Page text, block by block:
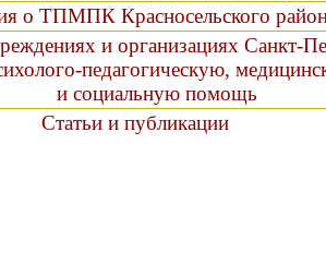
о ТПМПК Красносельского
и организациях Санкт-
педагогическую,
и социальную помощь
Статьи и публикации